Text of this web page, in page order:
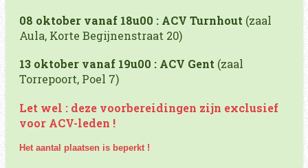
08 oktober vanaf 18u00 : ACV Turnhout (zaal
Aula, Korte Begijnenstraat 20)
13 oktober vanaf 19u00 : ACV Gent (zaal
Torrepoort, Poel 7)
Let wel : deze voorbereidingen zijn exclusief
voor ACV-leden !
Het aantal plaatsen is beperkt !